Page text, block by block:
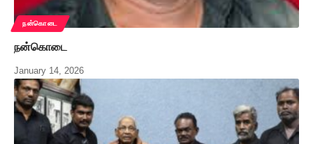
நன்கொடை
நன்கொடை
January 14, 2026